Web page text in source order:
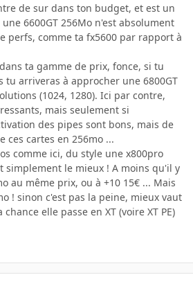
de sur dans ton budget, et est un
6600GT 256Mo n'est absolument
perfs, comme ta fx5600 par rapport à
ta gamme de prix, fonce, si tu
tu arriveras à approcher une 6800GT
(1024, 1280). Ici par contre,
mais seulement si
des pipes sont bons, mais de
ces cartes en 256mo ...
comme ici, du style une x800pro
simplement le mieux ! A moins qu'il y
au même prix, ou à +10 15€ ... Mais
! sinon c'est pas la peine, mieux vaut
elle passe en XT (voire XT PE)